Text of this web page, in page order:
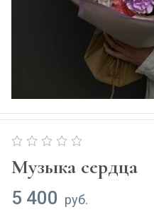
Музыка сердца
5 400 руб.